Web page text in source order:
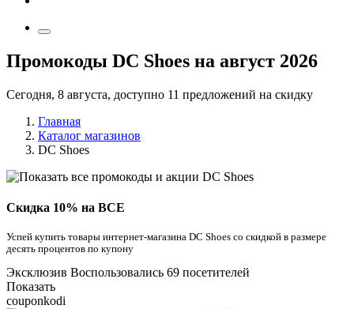
Промокоды DC Shoes на август 2026
Сегодня, 8 августа, доступно 11 предложений на скидку
Главная
Каталог магазинов
DC Shoes
Скидка 10% на ВСЕ
Успей купить товары интернет-магазина DC Shoes со скидкой в размере
десять процентов по купону
Эксклюзив Воспользовались 69 посетителей
Показать
couponkodi